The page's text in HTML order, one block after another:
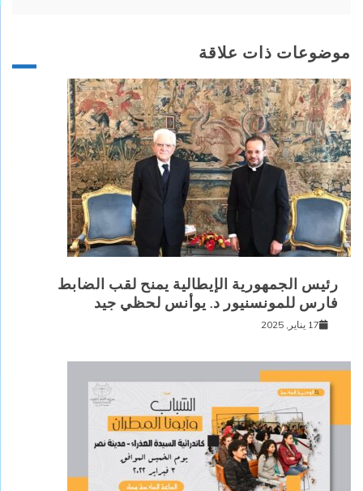
موضوعات ذات علاقة
رئيس الجمهورية الإيطالية يمنح لقب الضابط
فارس للمونسنيور د. يوأنس لحظي جيد
17 يناير, 2025